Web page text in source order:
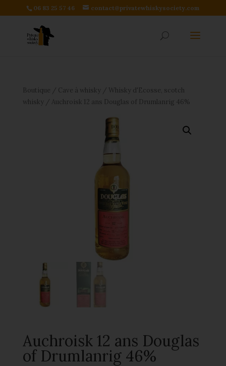
06 83 25 57 46 contact@privatewhiskysociety.com
Boutique / Cave à whisky/ Whisky d'Ecosse, scotch
whisky/ Auchroisk 12 ans Douglas of Drumlanrig 46%
Auchroisk 12 ans Douglas
of Drumlanrig 46%